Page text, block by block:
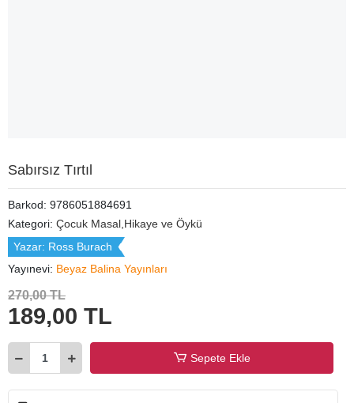
Sabırsız Tırtıl
Barkod: 9786051884691
Kategori: Çocuk Masal,Hikaye ve Öykü
Yazar: Ross Burach
Yayınevi: Beyaz Balina Yayınları
270,00 TL
189,00 TL
Sepete Ekle